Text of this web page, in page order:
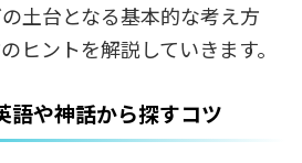
土台となる基本的な考え方
ヒントを解説していきます。
語や神話から探すコツ